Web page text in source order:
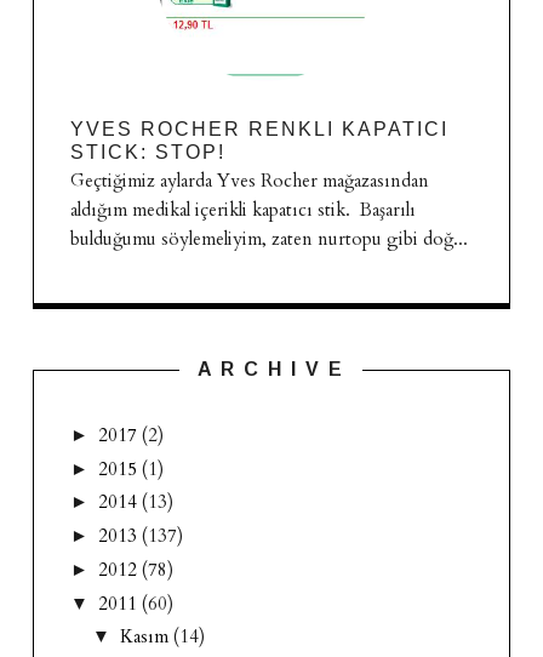
YVES ROCHER RENKLI KAPATICI
STICK: STOP!
Geçtiğimiz aylarda Yves Rocher mağazasından
aldığım medikal içerikli kapatıcı stik. Başarılı
bulduğumu söylemeliyim, zaten nurtopu gibi doğ...
A R C H I V E
► 2017 (2)
► 2015 (1)
► 2014 (13)
► 2013 (137)
► 2012 (78)
▼ 2011 (60)
▼ Kasım (14)